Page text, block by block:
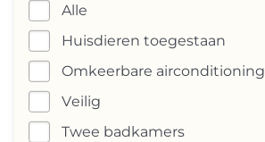
Alle
Huisdieren toegestaan
Omkeerbare airconditioning
Veilig
Twee badkamers